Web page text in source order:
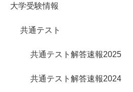
大学受験情報
共通テスト
共通テスト解答速報2025
共通テスト解答速報2024